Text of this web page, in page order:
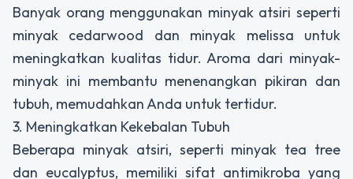
Banyak orang menggunakan minyak atsiri seperti
minyak cedarwood dan minyak melissa untuk
meningkatkan kualitas tidur. Aroma dari minyak-
minyak ini membantu menenangkan pikiran dan
tubuh, memudahkan Anda untuk tertidur.
3. Meningkatkan Kekebalan Tubuh
Beberapa minyak atsiri, seperti minyak tea tree
dan eucalyptus, memiliki sifat antimikroba yang